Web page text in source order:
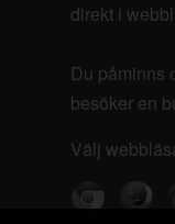
direkt i
Du påminns
besöker en
Välj